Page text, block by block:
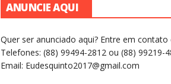
ANUNCIE AQUI
Quer ser anunciado aqui? Entre em contato
Telefones: (88) 99494-2812 ou (88) 99219-
Email: Eudesquinto2017@gmail.com